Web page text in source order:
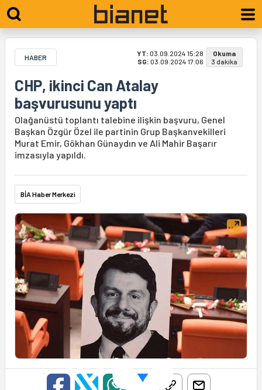
HABER YT: 03.09.2024 15:28
SG: 03.09.2024 17:06
Okuma
3 dakika
CHP, ikinci Can Atalay
başvurusunu yaptı
Olağanüstü toplantı talebine ilişkin başvuru, Genel
Başkan Özgür Özel ile partinin Grup Başkanvekilleri
Murat Emir, Gökhan Günaydın ve Ali Mahir Başarır
imzasıyla yapıldı.
BİA Haber Merkezi